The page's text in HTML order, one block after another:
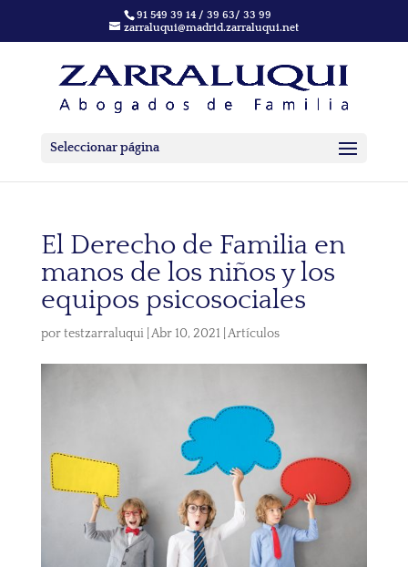
91 549 39 14 / 39 63/ 33 99
zarraluqui@madrid.zarraluqui.net
Seleccionar página
El Derecho de Familia en
manos de los niños y los
equipos psicosociales
portestzarraluqui| Abr 10, 2021| Artículos